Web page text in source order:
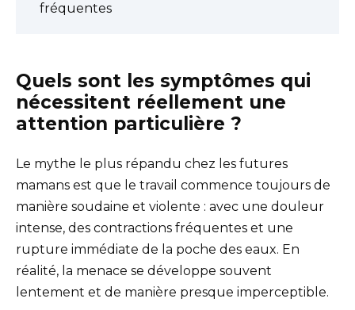
fréquentes
Quels sont les symptômes qui
nécessitent réellement une
attention particulière ?
Le mythe le plus répandu chez les futures
mamans est que le travail commence toujours de
manière soudaine et violente : avec une douleur
intense, des contractions fréquentes et une
rupture immédiate de la poche des eaux. En
réalité, la menace se développe souvent
lentement et de manière presque imperceptible.